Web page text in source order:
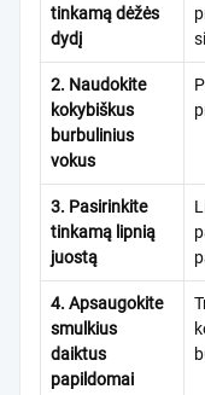
tinkamą dėžės
dydį
2. Naudokite
kokybiškus
burbulinius
vokus
3. Pasirinkite
tinkamą lipnią
juostą
4. Apsaugokite
smulkius
daiktus
papildomai